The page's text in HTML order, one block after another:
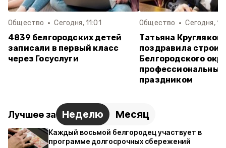
Общество Сегодня, 11:01
4839 белгородских детей
записали в первый класс
через Госуслуги
Общество Сегодня,
Татьяна
поздравила
Белгородского
профессиональным
праздником
Лучшее за Неделю Месяц
Каждый восьмой белгородец участвует в
программе долгосрочных сбережений